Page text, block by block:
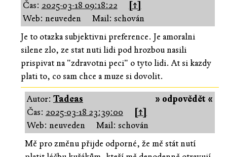
Čas: 2025-03-18 09:18:22
[↑]
Web: neuveden
Mail: schován
Je to otazka subjektivni preference. Je amoralni
silene zlo, ze stat nuti lidi pod hrozbou nasili
prispivat na "zdravotni peci" o tyto lidi. At si kazdy
plati to, co sam chce a muze si dovolit.
» odpovědět «
Autor: Tadeas
Čas: 2025-03-18 23:39:00
[↑]
Web: neuveden
Mail: schován
Mě pro změnu přijde odporné, že mě stát nutí